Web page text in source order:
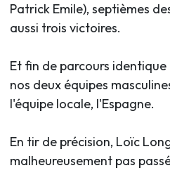
Patrick Emile), septièmes
aussi trois victoires.
Et fin de parcours
nos deux équipes
l'équipe locale, l'Espagne.
En tir de précision, Loïc
malheureusement pas